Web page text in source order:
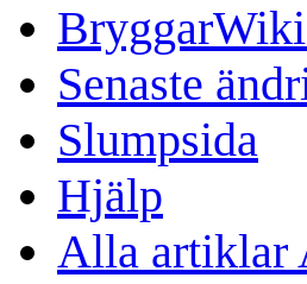
Senaste
Slumpsida
Hjälp
Alla artiklar